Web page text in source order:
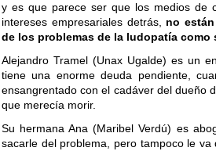
y es que parece ser que los medios de
intereses empresariales detrás, no
de los problemas de la ludopatía como
Alejandro Tramel (Unax Ugalde) es un
tiene una enorme deuda pendiente,
ensangrentado con el cadáver del dueño
que merecía morir.
Su hermana Ana (Maribel Verdú) es
sacarle del problema, pero tampoco le va